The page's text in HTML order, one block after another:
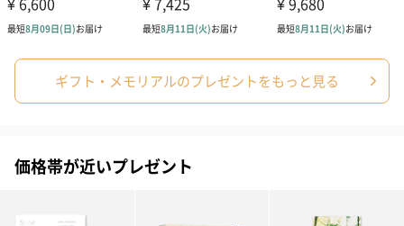
ギフト・メモリアルのプレゼントをもっと見る
価格帯が近いプレゼント